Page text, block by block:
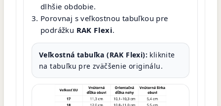
dlhšie obdobie.
Porovnaj s veľkostnou tabuľkou pre
podrážku RAK Flexi.
Veľkostná tabuľka (RAK Flexi): kliknite
na tabuľku pre zväčšenie originálu.